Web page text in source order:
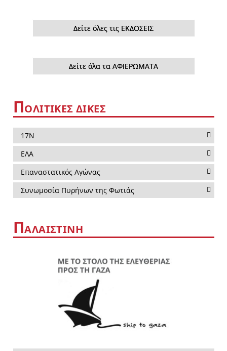
Δείτε όλες τις ΕΚΔΟΣΕΙΣ
Δείτε όλα τα ΑΦΙΕΡΩΜΑΤΑ
ΠΟΛΙΤΙΚΕΣ ΔΙΚΕΣ
17Ν
ΕΛΑ
Επαναστατικός Αγώνας
Συνωμοσία Πυρήνων της Φωτιάς
ΠΑΛΑΙΣΤΙΝΗ